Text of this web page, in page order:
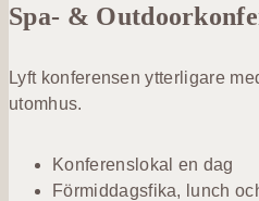
Spa- &
Lyft konferensen ytterligare
utomhus.
Konferenslokal en dag
Förmiddagsfika, lunch